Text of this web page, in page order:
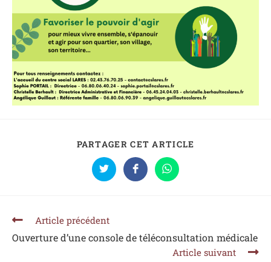
PARTAGER CET ARTICLE
Article précédent
Ouverture d’une console de téléconsultation médicale
Article suivant